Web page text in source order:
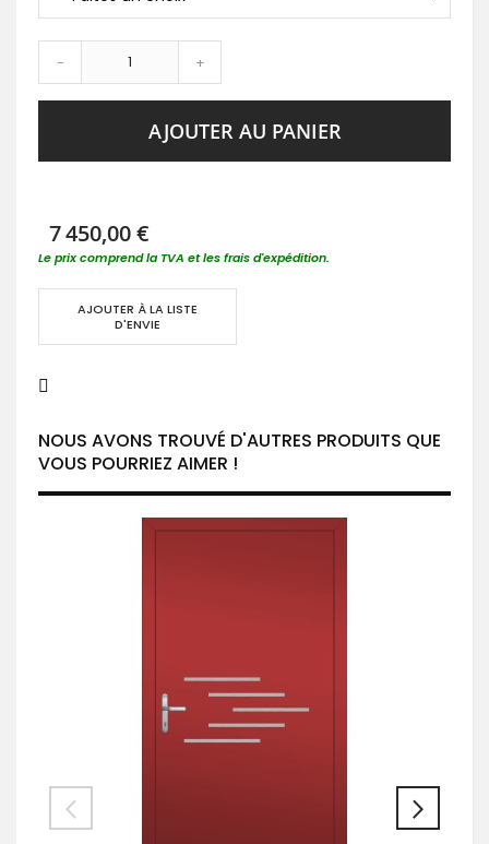
- +
AJOUTER AU PANIER
7 450,00 €
Le prix comprend la TVA et les frais d'expédition.
AJOUTER À LA LISTE
D'ENVIE
NOUS AVONS TROUVÉ D'AUTRES PRODUITS QUE
VOUS POURRIEZ AIMER !